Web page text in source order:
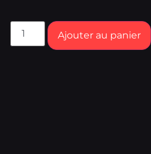
Ajouter au panier